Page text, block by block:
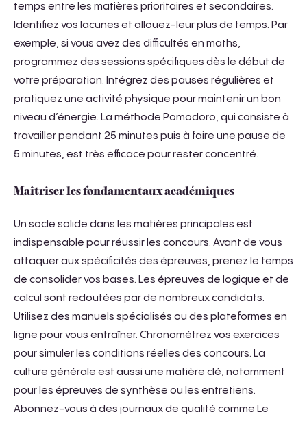
temps entre les matières prioritaires et secondaires.
Identifiez vos lacunes et allouez-leur plus de temps. Par
exemple, si vous avez des difficultés en maths,
programmez des sessions spécifiques dès le début de
votre préparation. Intégrez des pauses régulières et
pratiquez une activité physique pour maintenir un bon
niveau d’énergie. La méthode Pomodoro, qui consiste à
travailler pendant 25 minutes puis à faire une pause de
5 minutes, est très efficace pour rester concentré.
Maîtriser les fondamentaux académiques
Un socle solide dans les matières principales est
indispensable pour réussir les concours. Avant de vous
attaquer aux spécificités des épreuves, prenez le temps
de consolider vos bases. Les épreuves de logique et de
calcul sont redoutées par de nombreux candidats.
Utilisez des manuels spécialisés ou des plateformes en
ligne pour vous entraîner. Chronométrez vos exercices
pour simuler les conditions réelles des concours. La
culture générale est aussi une matière clé, notamment
pour les épreuves de synthèse ou les entretiens.
Abonnez-vous à des journaux de qualité comme Le